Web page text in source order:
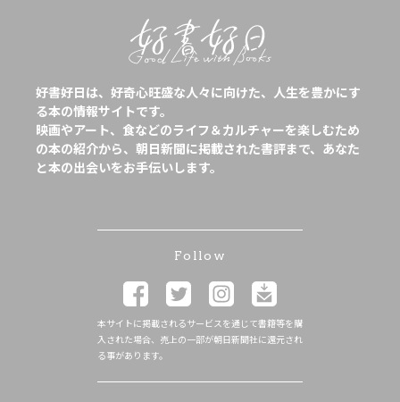
好書好日は、好奇心旺盛な人々に向けた、人生を豊かにす
る本の情報サイトです。
映画やアート、食などのライフ＆カルチャーを楽しむため
の本の紹介から、朝日新聞に掲載された書評まで、あなた
と本の出会いをお手伝いします。
Follow
本サイトに掲載されるサービスを通じて書籍等を購
入された場合、売上の一部が朝日新聞社に還元され
る事があります。